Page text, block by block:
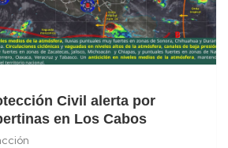
Civil alerta por
en Los Cabos